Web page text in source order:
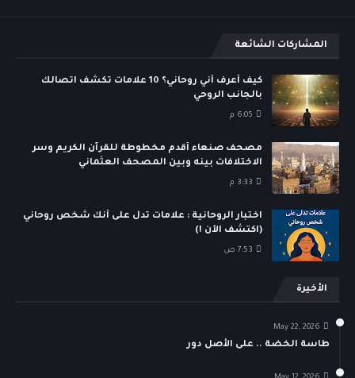
المشاركات الشائعة
كيف أعرف أني روحاني؟ 10 علامات تكشف اتصالك
بالجانب الروحي
6:05 م
مصحف صنعاء أقدم مخطوطة للقرآن الكريم وسر
الاختلافات بينه وبين المصحف العثماني
3:33 م
اختبار الروحانية : علامات تدل على أنك شخص روحاني
(اكتشف الآن !)
7:53 ص
الأخيرة
May 22, 2026
طاسة الخضة .. على الأصل دور